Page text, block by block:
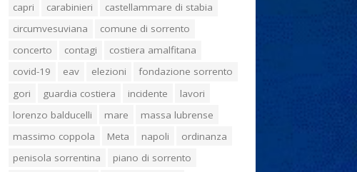
capri
carabinieri
castellammare di stabia
circumvesuviana
comune di sorrento
concerto
contagi
costiera amalfitana
covid-19
eav elezioni
fondazione sorrento
gori
guardia costiera incidente
lavori
lorenzo balducelli
mare
massa lubrense
massimo coppola
Meta napoli
ordinanza
penisola sorrentina
piano di sorrento